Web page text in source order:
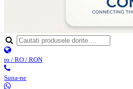
ro / RO / RON
Suna-ne